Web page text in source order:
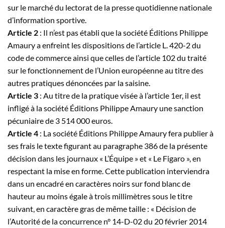
sur le marché du lectorat de la presse quotidienne nationale
d’information sportive.
Article 2 : Il n’est pas établi que la société Éditions Philippe
Amaury a enfreint les dispositions de l’article L. 420-2 du
code de commerce ainsi que celles de l’article 102 du traité
sur le fonctionnement de l’Union européenne au titre des
autres pratiques dénoncées par la saisine.
Article 3 : Au titre de la pratique visée à l’article 1er, il est
infligé à la société Éditions Philippe Amaury une sanction
pécuniaire de 3 514 000 euros.
Article 4 : La société Éditions Philippe Amaury fera publier à
ses frais le texte figurant au paragraphe 386 de la présente
décision dans les journaux « L’Équipe » et « Le Figaro », en
respectant la mise en forme. Cette publication interviendra
dans un encadré en caractères noirs sur fond blanc de
hauteur au moins égale à trois millimètres sous le titre
suivant, en caractère gras de même taille : « Décision de
l’Autorité de la concurrence n° 14-D-02 du 20 février 2014